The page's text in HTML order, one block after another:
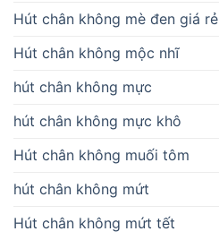
Hút chân không mè đen giá rẻ
Hút chân không mộc nhĩ
hút chân không mực
hút chân không mực khô
Hút chân không muối tôm
hút chân không mứt
Hút chân không mứt tết